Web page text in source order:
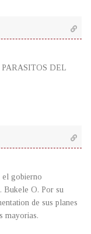
DEL
el gobierno
Bukele O. Por su
de sus planes
mayorias.